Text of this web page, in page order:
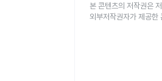
본 콘텐츠의 저작권은
외부저작권자가 제공한